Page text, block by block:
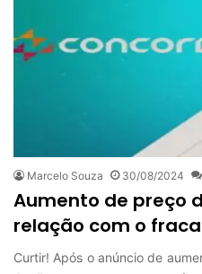
Marcelo Souza 30/08/2024
Aumento de preço
relação com o
Curtir! Após o anúncio de